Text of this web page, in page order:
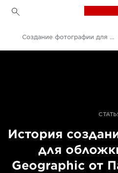
Создание фотографии для обложки от Паоло Верцоне
История
для
Geographic от